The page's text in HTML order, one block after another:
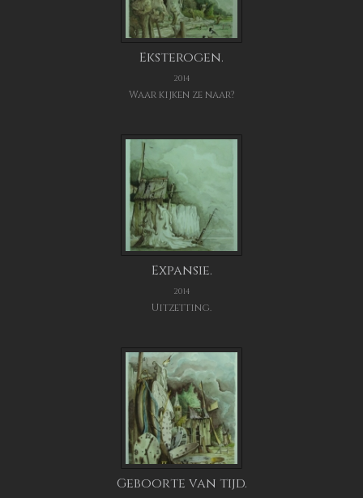
Eksterogen.
2014
Waar kijken ze naar?
Expansie.
2014
Uitzetting.
Geboorte van tijd.